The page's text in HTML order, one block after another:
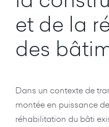
et de la
des
Dans un contexte de
montée en puissance
réhabilitation du bâti